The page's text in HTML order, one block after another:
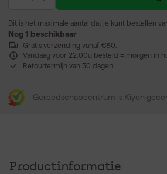
Dit is het maximale aantal dat je kunt bestellen
Nog 1 beschikbaar
Gratis verzending vanaf €50,-
Vandaag voor 22:00u besteld = morgen in
Retourtermijn van 30 dagen
Gereedschapcentrum is Kiyoh
Productinformatie